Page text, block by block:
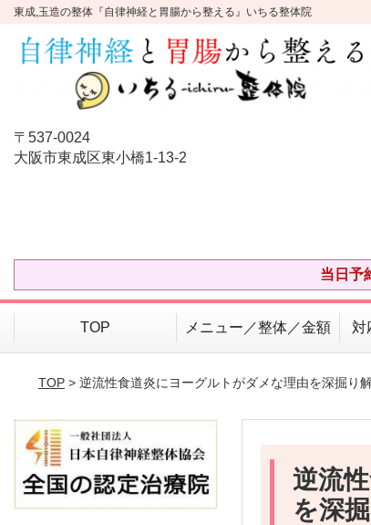
東成,玉造の整体『自律神経と胃腸から整える』いちる整体院
〒537-0024
大阪市東成区東小橋1-13-2
当日予
TOP メニュー／整体／金額 対
TOP> 逆流性食道炎にヨーグルトがダメな理由を深掘り
逆流
を深